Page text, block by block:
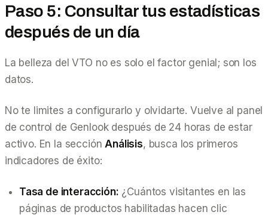
Paso 5: Consultar tus estadísticas
después de un día
La belleza del VTO no es solo el factor genial; son los
datos.
No te limites a configurarlo y olvidarte. Vuelve al panel
de control de Genlook después de 24 horas de estar
activo. En la sección Análisis, busca los primeros
indicadores de éxito:
Tasa de interacción: ¿Cuántos visitantes en las
páginas de productos habilitadas hacen clic